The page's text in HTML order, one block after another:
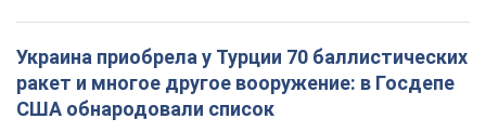
Украина приобрела у Турции 70 баллистических
ракет и многое другое вооружение: в Госдепе
США обнародовали список